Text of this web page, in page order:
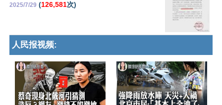
2025/7/29 (126,581次)
人民报视频: